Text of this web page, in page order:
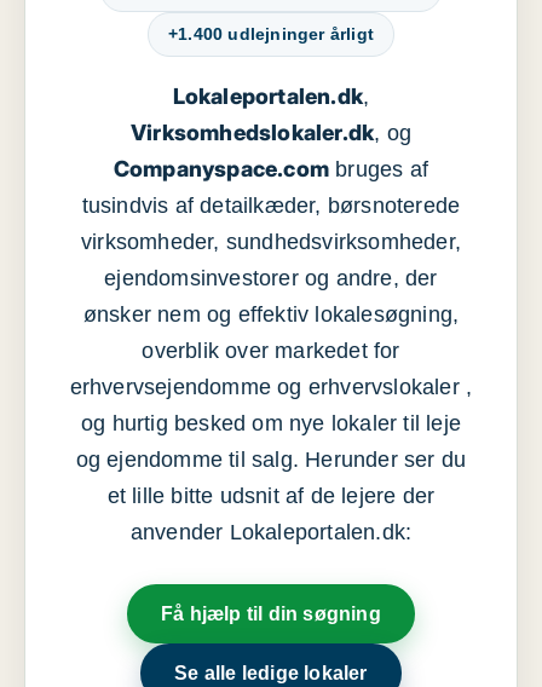
+1.400 udlejninger årligt
Lokaleportalen.dk,
Virksomhedslokaler.dk, og
Companyspace.com bruges af
tusindvis af detailkæder, børsnoterede
virksomheder, sundhedsvirksomheder,
ejendomsinvestorer og andre, der
ønsker nem og effektiv lokalesøgning,
overblik over markedet for
erhvervsejendomme og erhvervslokaler ,
og hurtig besked om nye lokaler til leje
og ejendomme til salg. Herunder ser du
et lille bitte udsnit af de lejere der
anvender Lokaleportalen.dk:
Få hjælp til din søgning
Se alle ledige lokaler